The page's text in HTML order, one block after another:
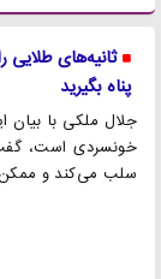
ثانیه‌های طلایی
پناه بگیرید
جلال ملکی با
خونسردی است،
سلب می‌کند و